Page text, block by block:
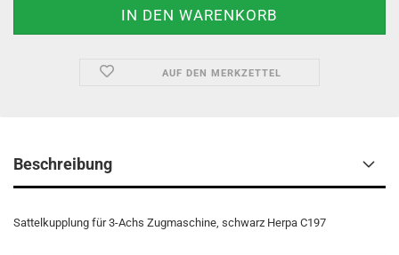
AUF DEN MERKZETTEL
Beschreibung
Sattelkupplung für 3-Achs Zugmaschine, schwarz Herpa C197